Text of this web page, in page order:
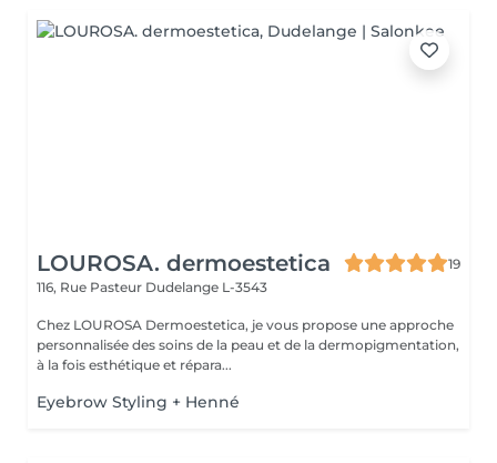
LOUROSA. dermoestetica
19
116, Rue Pasteur Dudelange L-3543
Chez LOUROSA Dermoestetica, je vous propose une approche
personnalisée des soins de la peau et de la dermopigmentation,
à la fois esthétique et répara...
Eyebrow Styling + Henné